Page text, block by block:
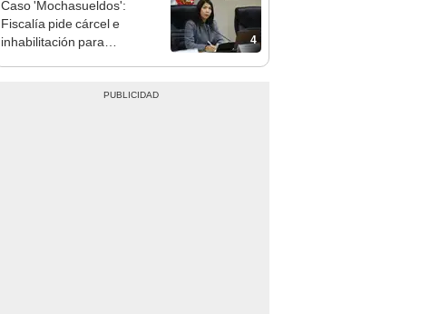
4
Caso 'Mochasueldos':
Fiscalía pide cárcel e
inhabilitación para